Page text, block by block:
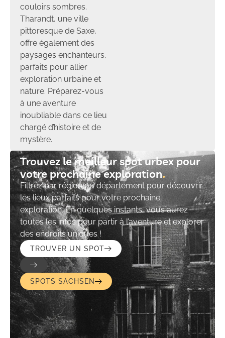
couloirs sombres.
Tharandt, une ville
pittoresque de Saxe,
offre également des
paysages enchanteurs,
parfaits pour allier
exploration urbaine et
nature. Préparez-vous
à une aventure
inoubliable dans ce lieu
chargé d’histoire et de
mystère.
Trouvez le meilleur spot urbex pour
votre prochaine exploration​
Filtrez par région ou département pour découvrir
les lieux parfaits pour votre prochaine
exploration. En quelques instants, vous aurez
toutes les infos pour partir à l’aventure et explorer
des endroits uniques !
TROUVER UN SPOT
SPOTS SACHSEN